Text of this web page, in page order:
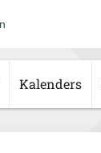
Kalenders